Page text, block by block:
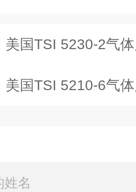
美国TSI 5230-2气
美国TSI 5210-6气